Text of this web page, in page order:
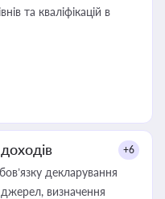
та кваліфікацій в
+6
декларування
визначення